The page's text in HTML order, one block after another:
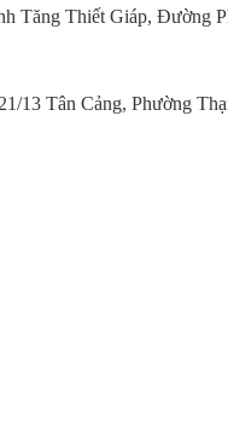
Tăng Thiết Giáp, Đường
13 Tân Cảng, Phường